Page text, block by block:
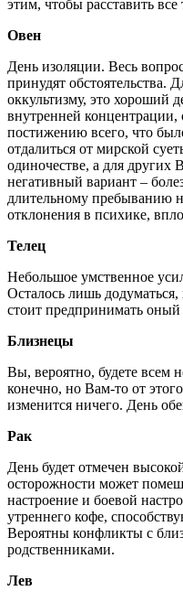
этим, чтобы расставить все
Овен
День изоляции. Весь
принудят
оккультизму, это хороший
внутренней
постижению всего, что
отдалиться от мирской
одиночестве, а для других
негативный вариант –
длительному пребыванию
отклонения в психике,
Телец
Небольшое умственное
Осталось лишь
стоит предпринимать
Близнецы
Вы, вероятно, будете всем
конечно, но Вам-то от
изменится ничего. День
Рак
День будет отмечен
осторожности может
настроение и боевой
утреннего кофе,
Вероятны конфликты с
родственниками.
Лев